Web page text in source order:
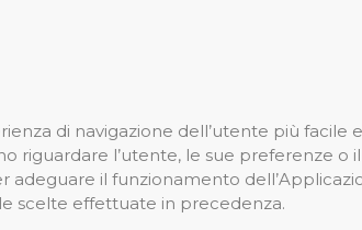
di navigazione dell’utente più
riguardare l’utente, le sue preferenze
il funzionamento
scelte effettuate in precedenza.